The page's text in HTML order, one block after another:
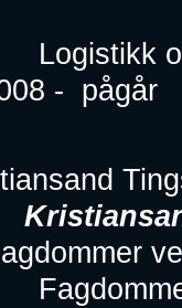
Logistikk
- pågår